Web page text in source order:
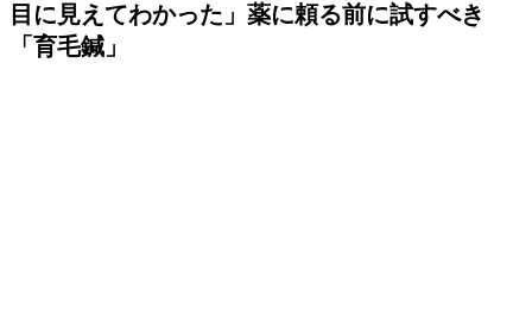
目に見えてわかった」薬に頼る前に試すべき
「育毛鍼」